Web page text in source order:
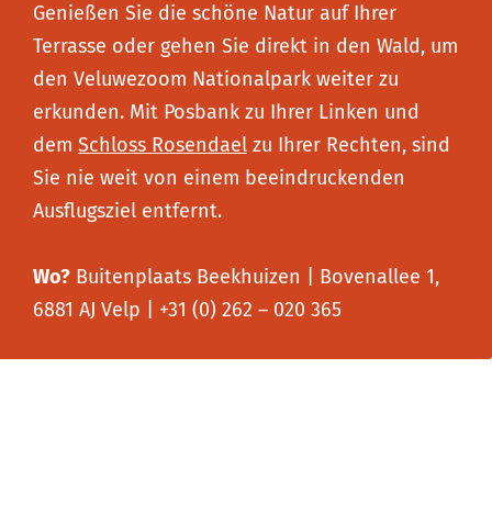
Genießen Sie die schöne Natur auf Ihrer
Terrasse oder gehen Sie direkt in den Wald, um
den Veluwezoom Nationalpark weiter zu
erkunden. Mit Posbank zu Ihrer Linken und
dem Schloss Rosendael zu Ihrer Rechten, sind
Sie nie weit von einem beeindruckenden
Ausflugsziel entfernt.
Wo? Buitenplaats Beekhuizen | Bovenallee 1,
6881 AJ Velp | +31 (0) 262 – 020 365